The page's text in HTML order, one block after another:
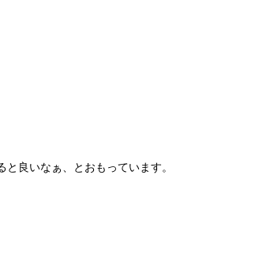
良いなぁ、とおもっています。